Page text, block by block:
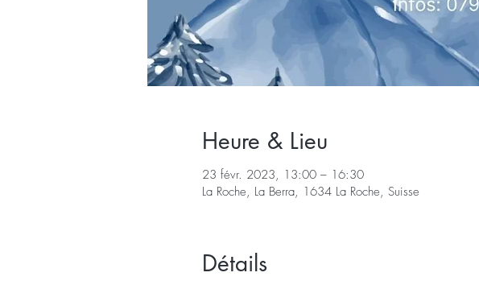
Heure & Lieu
23 févr. 2023, 13:00 – 16:30
La Roche, La Berra, 1634 La Roche, Suisse
Détails